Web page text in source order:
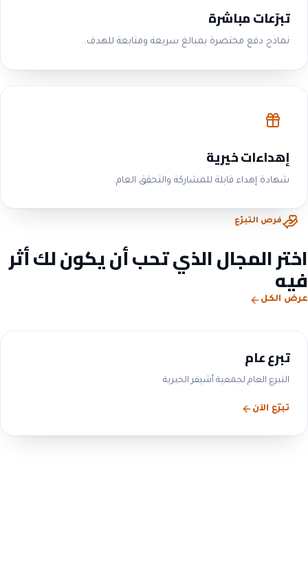
تبرّعات مباشرة
نماذج دفع مختصرة بمبالغ سريعة ومتابعة للهدف.
إهداءات خيرية
شهادة إهداء قابلة للمشاركة والتحقق العام.
فرص التبرّع
اختر المجال الذي تحب أن يكون لك أثر
فيه
عرض الكل
تبرع عام
التبرع العام لجمعية أشيقر الخيرية
تبرّع الآن